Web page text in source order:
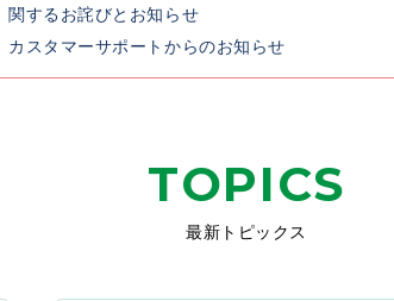
関するお詫びとお知らせ
カスタマーサポートからのお知らせ
TOPICS
最新トピックス